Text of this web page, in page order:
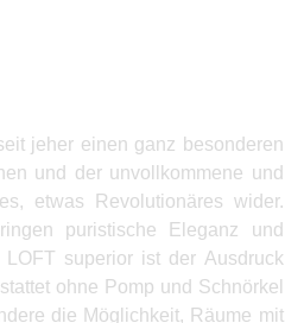
jeher einen ganz besonderen
und der unvollkommene und
etwas Revolutionäres wider.
puristische Eleganz und
superior ist der Ausdruck
ohne Pomp und Schnörkel
die Möglichkeit, Räume mit